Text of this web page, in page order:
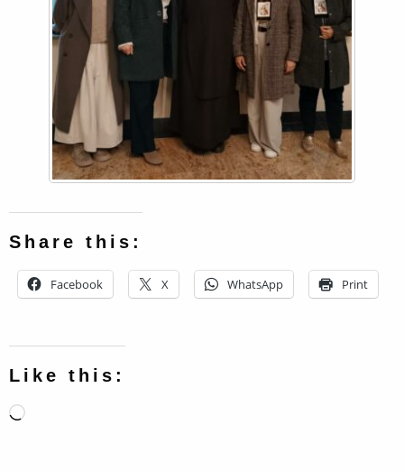
Share this:
Facebook X WhatsApp Print
Like this:
Loading…